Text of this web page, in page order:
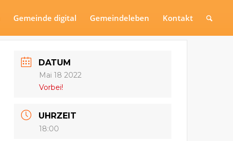
Gemeinde digital Gemeindeleben Kontakt
DATUM
Mai 18 2022
Vorbei!
UHRZEIT
18:00